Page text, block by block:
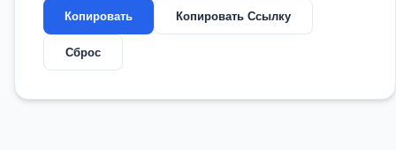
Копировать Копировать Ссылку
Сброс